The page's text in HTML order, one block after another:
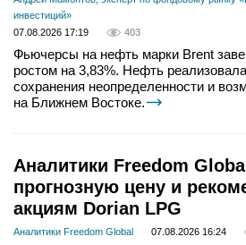
инвестиций»
07.08.2026 17:19
403
Фьючерсы на нефть марки Brent
ростом на 3,83%. Нефть
сохранения неопределенности и
на Ближнем Востоке.
Аналитики Freedom
прогнозную цену и
акциям Dorian LPG
Аналитики Freedom Global 07.08.2026 16:24